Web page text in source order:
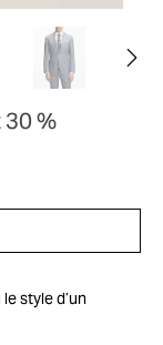
30 %
style d’un